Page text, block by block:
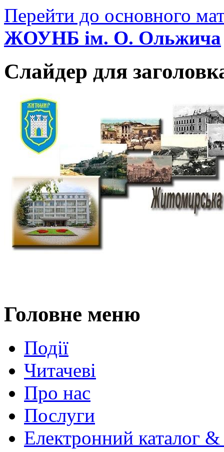
Перейти до основного
ЖОУНБ ім. О. Ольжича
Слайдер для
Головне меню
Події
Читачеві
Про нас
Послуги
Електронний каталог